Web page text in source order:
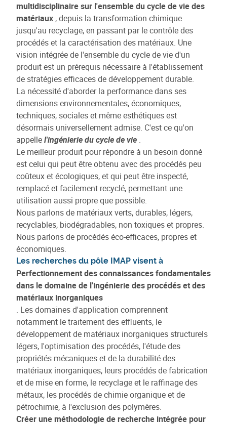
multidisciplinaire sur l'ensemble du cycle de vie des
matériaux , depuis la transformation chimique
jusqu'au recyclage, en passant par le contrôle des
procédés et la caractérisation des matériaux. Une
vision intégrée de l'ensemble du cycle de vie d'un
produit est un prérequis nécessaire à l'établissement
de stratégies efficaces de développement durable.
La nécessité d'aborder la performance dans ses
dimensions environnementales, économiques,
techniques, sociales et même esthétiques est
désormais universellement admise. C'est ce qu'on
appellel'ingénierie du cycle de vie .
Le meilleur produit pour répondre à un besoin donné
est celui qui peut être obtenu avec des procédés peu
coûteux et écologiques, et qui peut être inspecté,
remplacé et facilement recyclé, permettant une
utilisation aussi propre que possible.
Nous parlons de matériaux verts, durables, légers,
recyclables, biodégradables, non toxiques et propres.
Nous parlons de procédés éco-efficaces, propres et
économiques.
Les recherches du pôle IMAP visent à
Perfectionnement des connaissances fondamentales
dans le domaine de l'ingénierie des procédés et des
matériaux inorganiques
. Les domaines d'application comprennent
notamment le traitement des effluents, le
développement de matériaux inorganiques structurels
légers, l'optimisation des procédés, l'étude des
propriétés mécaniques et de la durabilité des
matériaux inorganiques, leurs procédés de fabrication
et de mise en forme, le recyclage et le raffinage des
métaux, les procédés de chimie organique et de
pétrochimie, à l'exclusion des polymères.
Créer une méthodologie de recherche intégrée pour